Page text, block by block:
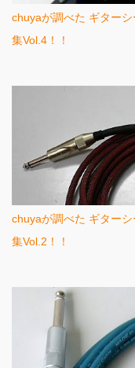
chuyaが調べた ギター
集Vol.4！！
chuyaが調べた ギター
集Vol.2！！